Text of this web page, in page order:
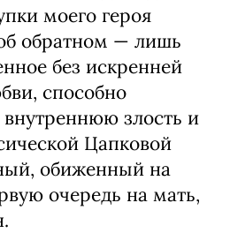
моего героя
обратном — лишь
без искренней
способно
внутреннюю злость и
Цапковой
обиженный на
очередь на мать,